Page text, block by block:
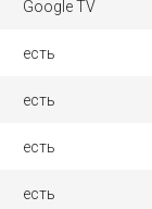
Google TV
есть
есть
есть
есть